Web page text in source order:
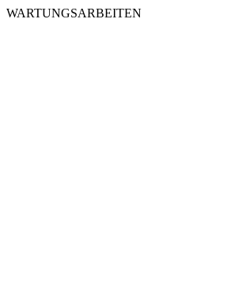
WARTUNGSARBEITEN